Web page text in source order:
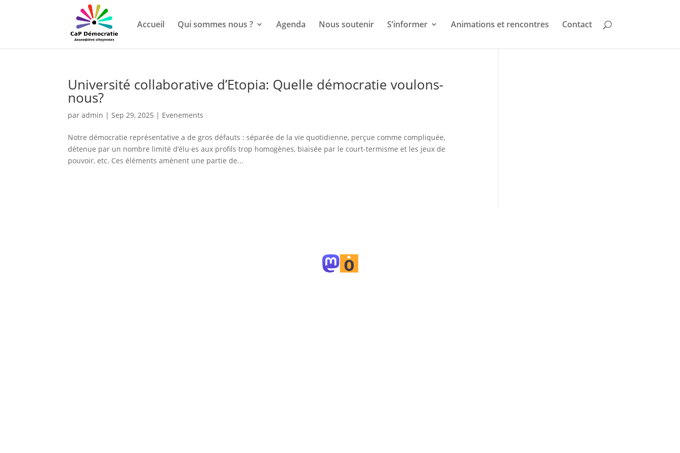
Accueil Qui sommes nous ? Agenda Nous soutenir S’informer Animations et rencontres Contact
Université collaborative d’Etopia: Quelle démocratie voulons-
nous?
paradmin |Sep 29, 2025 | Evenements
Notre démocratie représentative a de gros défauts : séparée de la vie quotidienne, perçue comme compliquée,
détenue par un nombre limité d’élu·es aux profils trop homogènes, biaisée par le court-termisme et les jeux de
pouvoir, etc. Ces éléments amènent une partie de...